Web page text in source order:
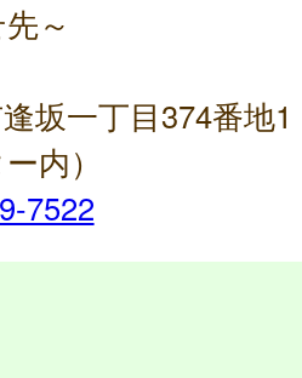
～
坂一丁目374番地
内）
7522